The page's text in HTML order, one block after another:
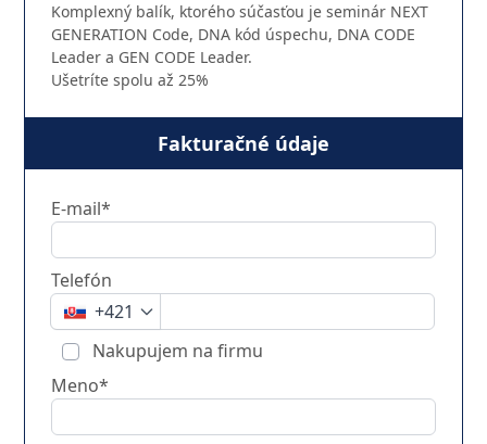
Komplexný balík, ktorého súčasťou je seminár NEXT
GENERATION Code, DNA kód úspechu, DNA CODE
Leader a GEN CODE Leader.
Ušetríte spolu až 25%
Fakturačné údaje
E-mail*
Telefón
+421
Nakupujem na firmu
Meno*